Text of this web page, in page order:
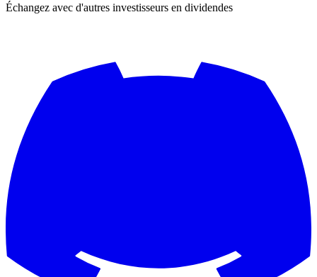
Échangez avec d'autres investisseurs en dividendes